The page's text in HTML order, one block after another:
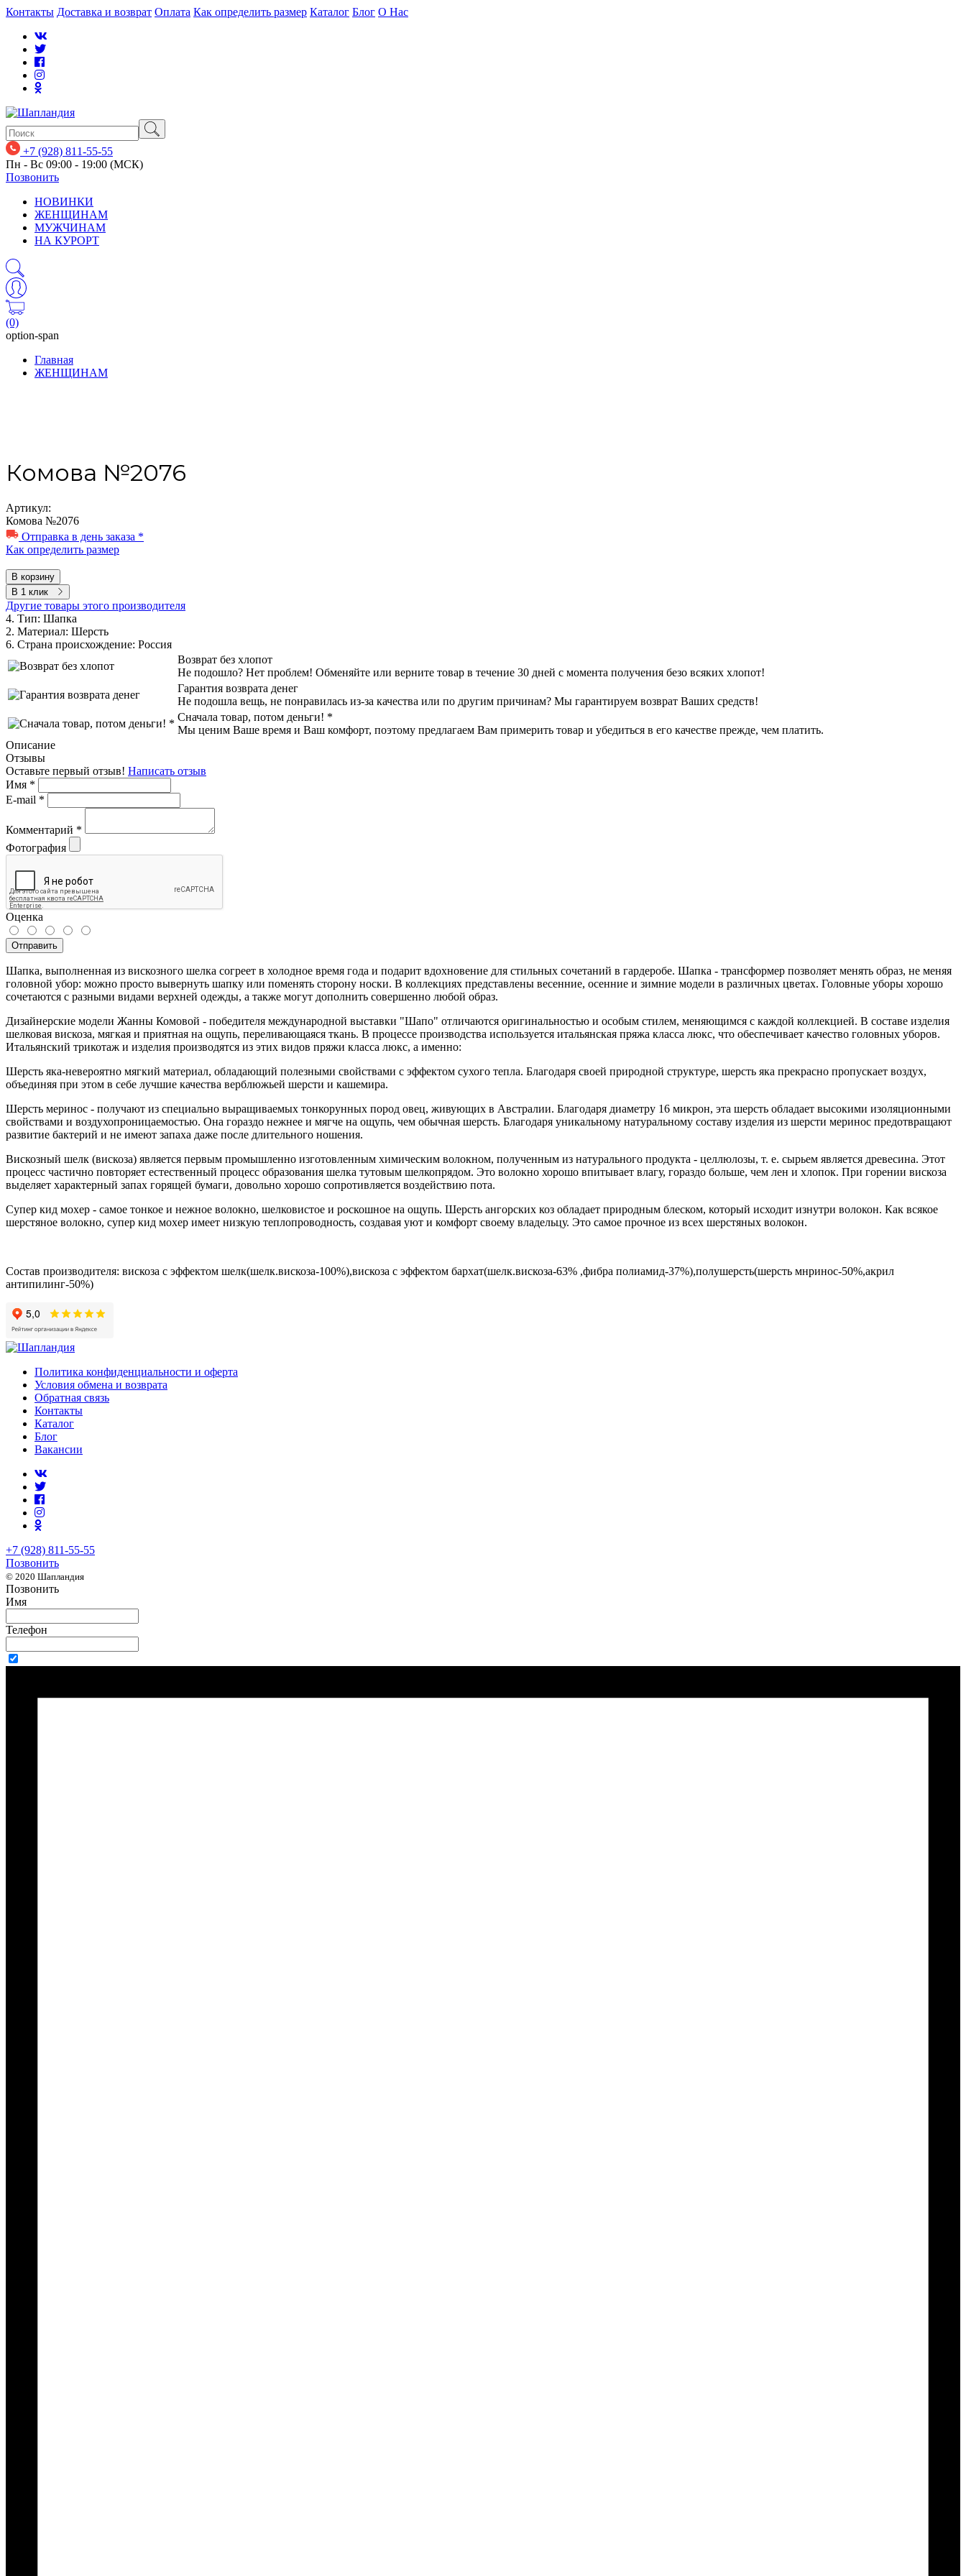
Контакты Доставка и возврат Оплата Как определить размер Каталог Блог О Нас
+7 (928) 811-55-55
Пн - Вс 09:00 - 19:00 (МСК)
Позвонить
НОВИНКИ
ЖЕНЩИНАМ
МУЖЧИНАМ
НА КУРОРТ
(0)
option-span
Главная
ЖЕНЩИНАМ
Комова №2076
Артикул:
Комова №2076
Отправка в день заказа *
Как определить размер
В корзину
В 1 клик
Другие товары этого производителя
4. Тип: Шапка
2. Материал: Шерсть
6. Страна происхождение: Россия
Возврат без хлопот
Не подошло? Нет проблем! Обменяйте или верните товар в течение 30 дней с момента получения безо всяких хлопот!
Гарантия возврата денег
Не подошла вещь, не понравилась из-за качества или по другим причинам? Мы гарантируем возврат Ваших средств!
Сначала товар, потом деньги! *
Мы ценим Ваше время и Ваш комфорт, поэтому предлагаем Вам примерить товар и убедиться в его качестве прежде, чем платить.
Описание
Отзывы
Оставьте первый отзыв! Написать отзыв
Имя *
E-mail *
Комментарий *
Фотография
Оценка
Отправить
Шапка, выполненная из вискозного шелка согреет в холодное время года и подарит вдохновение для стильных сочетаний в гардеробе. Шапка - трансформер позволяет менять образ, не меняя
головной убор: можно просто вывернуть шапку или поменять сторону носки. В коллекциях представлены весенние, осенние и зимние модели в различных цветах. Головные уборы хорошо
сочетаются с разными видами верхней одежды, а также могут дополнить совершенно любой образ.
Дизайнерские модели Жанны Комовой - победителя международной выставки "Шапо" отличаются оригинальностью и особым стилем, меняющимся с каждой коллекцией. В составе изделия
шелковая вискоза, мягкая и приятная на ощупь, переливающаяся ткань. В процессе производства используется итальянская пряжа класса люкс, что обеспечивает качество головных уборов.
Итальянский трикотаж и изделия производятся из этих видов пряжи класса люкс, а именно:
Шерсть яка-невероятно мягкий материал, обладающий полезными свойствами с эффектом сухого тепла. Благодаря своей природной структуре, шерсть яка прекрасно пропускает воздух,
объединяя при этом в себе лучшие качества верблюжьей шерсти и кашемира.
Шерсть меринос - получают из специально выращиваемых тонкорунных пород овец, живующих в Австралии. Благодаря диаметру 16 микрон, эта шерсть обладает высокими изоляционными
свойствами и воздухопроницаемостью. Она гораздо нежнее и мягче на ощупь, чем обычная шерсть. Благодаря уникальному натуральному составу изделия из шерсти меринос предотвращают
развитие бактерий и не имеют запаха даже после длительного ношения.
Вискозный шелк (вискоза) является первым промышленно изготовленным химическим волокном, полученным из натурального продукта - целлюлозы, т. е. сырьем является древесина. Этот
процесс частично повторяет естественный процесс образования шелка тутовым шелкопрядом. Это волокно хорошо впитывает влагу, гораздо больше, чем лен и хлопок. При горении вискоза
выделяет характерный запах горящей бумаги, довольно хорошо сопротивляется воздействию пота.
Супер кид мохер - самое тонкое и нежное волокно, шелковистое и роскошное на ощупь. Шерсть ангорских коз обладает природным блеском, который исходит изнутри волокон. Как всякое
шерстяное волокно, супер кид мохер имеет низкую теплопроводность, создавая уют и комфорт своему владельцу. Это самое прочное из всех шерстяных волокон.
Состав производителя: вискоза с эффектом шелк(шелк.вискоза-100%),вискоза с эффектом бархат(шелк.вискоза-63% ,фибра полиамид-37%),полушерсть(шерсть мнринос-50%,акрил
антипилинг-50%)
Политика конфиденциальности и оферта
Условия обмена и возврата
Обратная связь
Контакты
Каталог
Блог
Вакансии
+7 (928) 811-55-55
Позвонить
© 2020 Шапландия
Позвонить
Имя
Телефон